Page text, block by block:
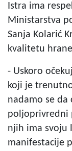
Istra ima
Ministarstva
Sanja Kolarić
kvalitetu
- Uskoro
koji je
nadamo se
poljoprivredni
njih ima svoju
manifestacije